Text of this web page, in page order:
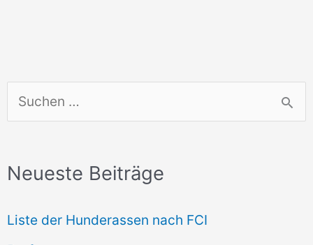
u
h
n
Neueste Beiträge
Liste der Hunderassen nach FCI